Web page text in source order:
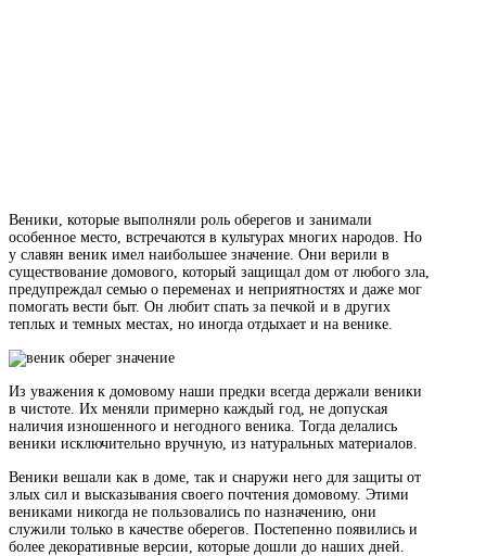
Веники, которые выполняли роль оберегов и занимали
особенное место, встречаются в культурах многих народов. Но
у славян веник имел наибольшее значение. Они верили в
существование домового, который защищал дом от любого зла,
предупреждал семью о переменах и неприятностях и даже мог
помогать вести быт. Он любит спать за печкой и в других
теплых и темных местах, но иногда отдыхает и на венике.
Из уважения к домовому наши предки всегда держали веники
в чистоте. Их меняли примерно каждый год, не допуская
наличия изношенного и негодного веника. Тогда делались
веники исключительно вручную, из натуральных материалов.
Веники вешали как в доме, так и снаружи него для защиты от
злых сил и высказывания своего почтения домовому. Этими
вениками никогда не пользовались по назначению, они
служили только в качестве оберегов. Постепенно появились и
более декоративные версии, которые дошли до наших дней.